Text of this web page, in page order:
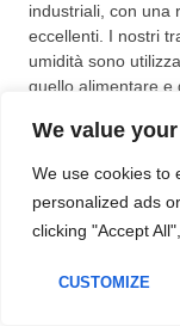
We value
We use cookies to
personalized ads
clicking "Accept
CUSTOMIZE
industriali, con una
eccellenti. I nostri
umidità sono
quello alimentare e
0+
Anni di